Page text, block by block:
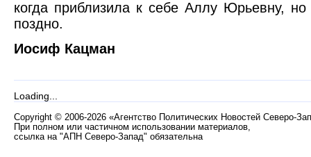
когда приблизила к себе Аллу Юрьевну,
поздно.
Иосиф Кацман
Loading...
Copyright © 2006-2026 «Агентство Политических Новостей Северо-
При полном или частичном использовании материалов,
ссылка на "АПН Северо-Запад" обязательна